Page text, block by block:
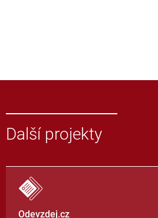
Další projekty
Odevzdej.cz